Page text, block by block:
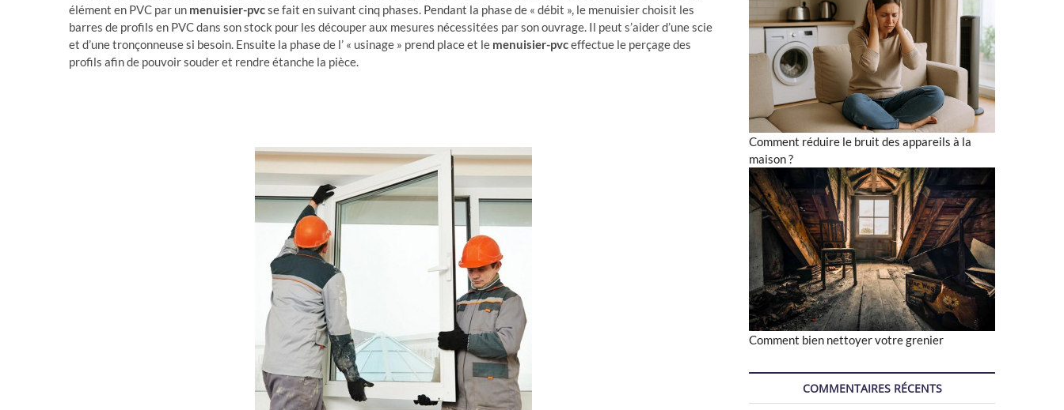
élément en PVC par un menuisier-pvcse fait en suivant cinq phases. Pendant la phase de « débit », le menuisier choisit les
barres de profils en PVC dans son stock pour les découper aux mesures nécessitées par son ouvrage. Il peut s’aider d’une scie
et d’une tronçonneuse si besoin. Ensuite la phase de l’ « usinage » prend place et le menuisier-pvceffectue le perçage des
profils afin de pouvoir souder et rendre étanche la pièce.
Comment réduire le bruit des appareils à la
maison ?
Comment bien nettoyer votre grenier
COMMENTAIRES RÉCENTS